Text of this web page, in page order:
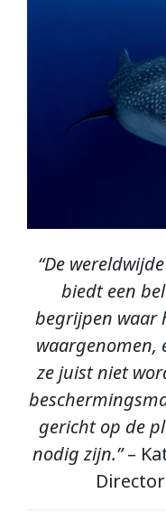
“De
biedt een
begrijpen waar
waargenomen,
ze juist niet
gericht op de
nodig zijn.”–
Director